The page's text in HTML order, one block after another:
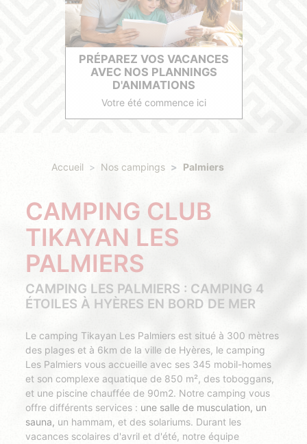
PRÉPAREZ VOS VACANCES
AVEC NOS PLANNINGS
D'ANIMATIONS
Votre été commence ici
Accueil Nos campings Palmiers
CAMPING CLUB
TIKAYAN LES
PALMIERS
CAMPING LES PALMIERS : CAMPING 4
ÉTOILES À HYÈRES EN BORD DE MER
Le camping Tikayan Les Palmiers est situé à 300 mètres
des plages et à 6km de la ville de Hyères, le camping
Les Palmiers vous accueille avec ses 345 mobil-homes
et son complexe aquatique de 850 m², des toboggans,
et une piscine chauffée de 90m2. Notre camping vous
offre différents services : une salle de musculation, un
sauna, un hammam, et des solariums. Durant les
vacances scolaires d'avril et d'été, notre équipe